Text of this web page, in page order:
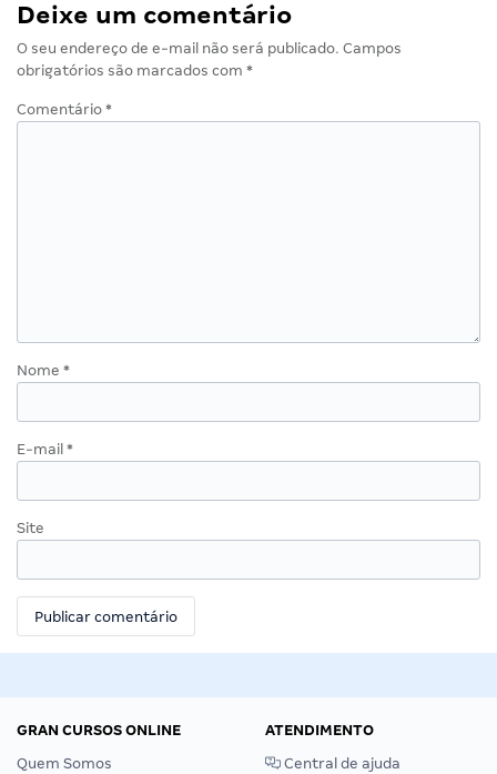
Deixe um comentário
O seu endereço de e-mail não será publicado. Campos
obrigatórios são marcados com *
Comentário *
Nome *
E-mail *
Site
GRAN CURSOS ONLINE
Quem Somos
ATENDIMENTO
Central de ajuda